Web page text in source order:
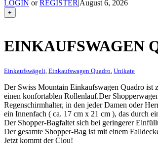
LOGIN orREGISTER|August 6, 2026
+
EINKAUFSWAGEN
Einkaufswägeli Einkaufswagen Quadro Unikate
Der Swiss Mountain Einkaufswagen Quadro ist
einen konfortablen Rollenlauf.Der
Regenschirmhalter, in den jeder Damen oder
ein Innenfach ( ca. 17 cm x 21 cm ), das durch
Der Shopper-Bagfaltet sich bei geringerer
Der gesamte Shopper-Bag ist mit einem
Jetzt kommt der Clou!